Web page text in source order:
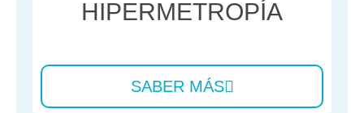
HIPERMETROPÍA
SABER MÁS